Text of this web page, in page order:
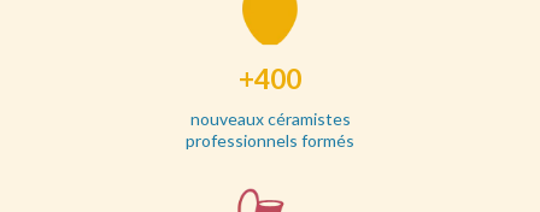
+400
nouveaux céramistes
professionnels formés